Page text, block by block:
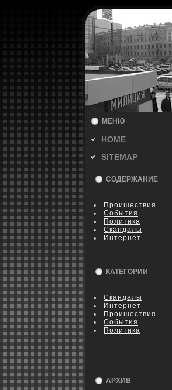
МЕНЮ
HOME
SITEMAP
СОДЕРЖАНИЕ
Пpoишествия
События
Политика
Скандалы
Интернет
КАТЕГОРИИ
Скандалы
Интернет
Пpoишествия
События
Политика
АРХИВ